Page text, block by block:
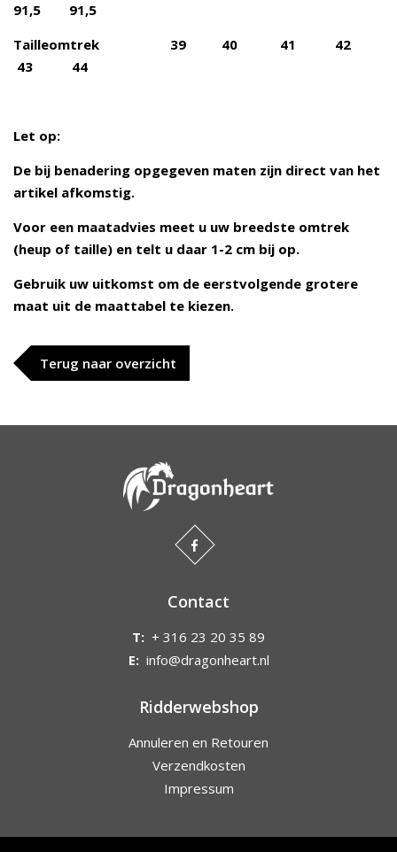
91,5 91,5
Tailleomtrek 39 40 41 42
43 44
Let op:
De bij benadering opgegeven maten zijn direct van het
artikel afkomstig.
Voor een maatadvies meet u uw breedste omtrek
(heup of taille) en telt u daar 1-2 cm bij op.
Gebruik uw uitkomst om de eerstvolgende grotere
maat uit de maattabel te kiezen.
Terug naar overzicht
Contact
T: + 316 23 20 35 89
E: info@dragonheart.nl
Ridderwebshop
Annuleren en Retouren
Verzendkosten
Impressum